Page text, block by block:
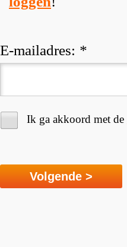
E-mailadres: *
Ik ga akkoord met de